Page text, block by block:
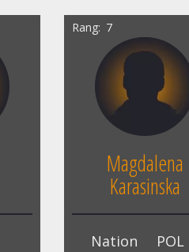
Rang 7
Magdalena
Karasinska
Nation
POL